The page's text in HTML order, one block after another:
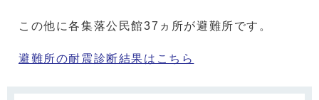
この他に各集落公民館37ヵ所が避難所です。
避難所の耐震診断結果はこちら